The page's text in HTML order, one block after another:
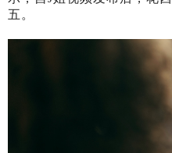
五。